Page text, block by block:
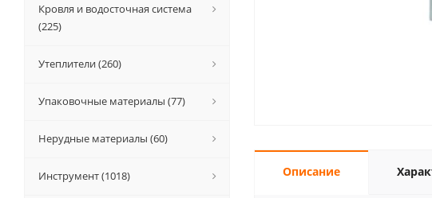
Описание
Кровля и водосточная система
(225)
Утеплители (260)
Упаковочные материалы (77)
Нерудные материалы (60)
Инструмент (1018)